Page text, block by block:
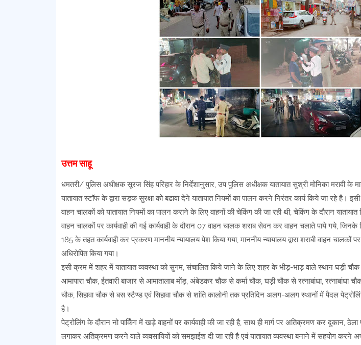
उत्तम साहू
धमतरी/ पुलिस अधीक्षक सूरज सिंह परिहार के निर्देशानुसार, उप पुलिस अधीक्षक यातायात सुश्री मोनिका मरावी के
यातायात स्टॉफ के द्वारा सड़क सुरक्षा को बढावा देने यातायात नियमों का पालन करने निरंतर कार्य किये जा रहे है।
वाहन चालकों को यातायात नियमों का पालन कराने के लिए वाहनों की चेकिंग की जा रही थी, चेकिंग के दौरान
वाहन चालकों पर कार्यवाही की गई कार्यवाही के दौरान 07 वाहन चालक शराब सेवन कर वाहन चलाते पाये गये, जिनके
185 के तहत कार्यवाही कर प्रकरण माननीय न्यायालय पेश किया गया, माननीय न्यायालय द्वारा शराबी वाहन
अधिरोपित किया गया।
इसी क्रम में शहर में यातायात व्यवस्था को सुगम, संचालित किये जाने के लिए शहर के भीड़-भाड़ वाले स्थान घड़ी चौक
आमापारा चौक, ईतवारी बाजार से आमातालाब मोंड़, अंबेडकर चौक से कर्मा चौक, घड़ी चौक से रत्नाबांधा, रत्नाबांधा
चौक, सिहावा चौक से बस स्टैण्ड एवं सिहावा चौक से शांति कालोनी तक प्रतिदिन अलग-अलग स्थानों में पैदल
है।
पेट्रोलिंग के दौरान नो पार्किंग में खड़े वाहनों पर कार्यवाही की जा रही है, साथ ही मार्ग पर अतिक्रमण कर दुकान, ठेला
लगाकर अतिक्रमण करने वाले व्यवसायियों को समझाईश दी जा रही है एवं यातायात व्यवस्था बनाने में सहयोग करने